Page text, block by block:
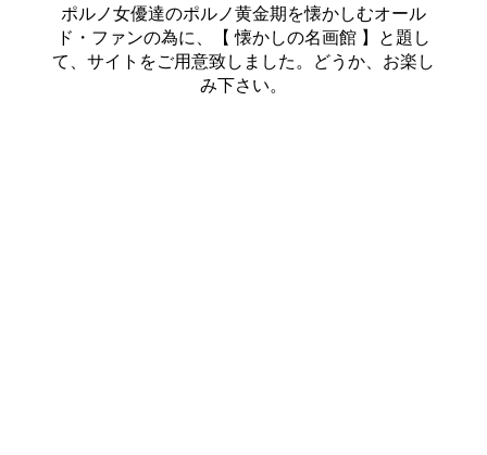
ポルノ女優達のポルノ黄金期を懐かしむオール
ド・ファンの為に、【 懐かしの名画館 】と題し
て、サイトをご用意致しました。どうか、お楽し
み下さい。